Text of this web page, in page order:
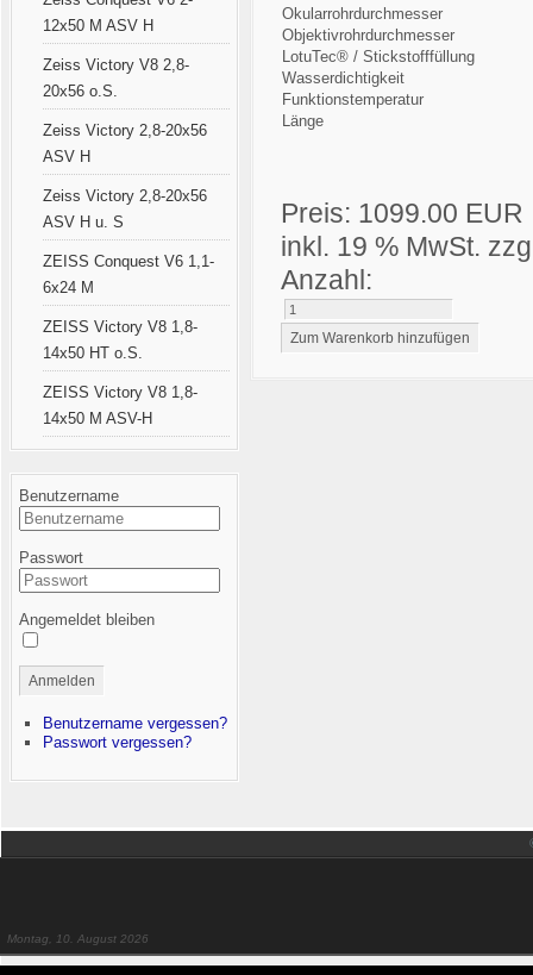
12x50 M ASV H
Zeiss Victory V8 2,8-
20x56 o.S.
Zeiss Victory 2,8-20x56
ASV H
Zeiss Victory 2,8-20x56
ASV H u. S
ZEISS Conquest V6 1,1-
6x24 M
ZEISS Victory V8 1,8-
14x50 HT o.S.
ZEISS Victory V8 1,8-
14x50 M ASV-H
Benutzername
Passwort
Angemeldet bleiben
Anmelden
Benutzername vergessen?
Passwort vergessen?
Okularrohrdurchmesser
Objektivrohrdurchmesser
LotuTec® / Stickstofffüllung
Wasserdichtigkeit
Funktionstemperatur
Länge
Preis: 1099.00 EUR
inkl. 19 % MwSt.
Anzahl:
Montag, 10. August 2026